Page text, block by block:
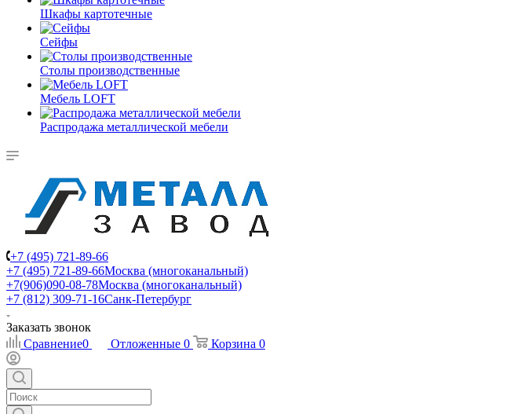
Шкафы картотечные
Сейфы
Столы производственные
Мебель LOFT
Распродажа металлической мебели
+7 (495) 721-89-66
+7 (495) 721-89-66Москва (многоканальный)
+7(906)090-08-78Москва (многоканальный)
+7 (812) 309-71-16Санк-Петербург
Заказать звонок
Сравнение0 Отложенные 0 Корзина 0